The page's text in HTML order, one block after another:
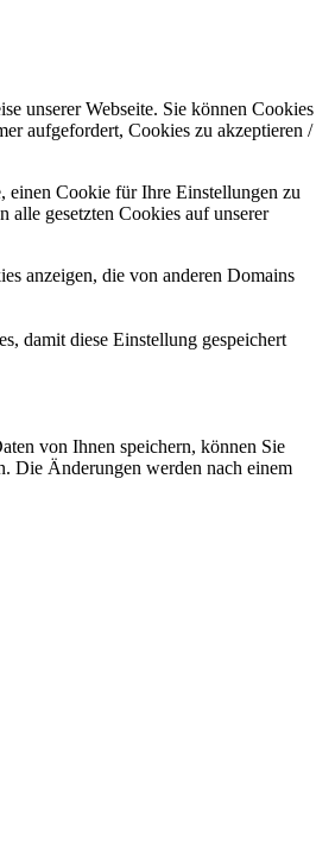
unserer Webseite. Sie können Cookies
aufgefordert, Cookies zu akzeptieren /
einen Cookie für Ihre Einstellungen zu
alle gesetzten Cookies auf unserer
anzeigen, die von anderen Domains
damit diese Einstellung gespeichert
von Ihnen speichern, können Sie
Die Änderungen werden nach einem